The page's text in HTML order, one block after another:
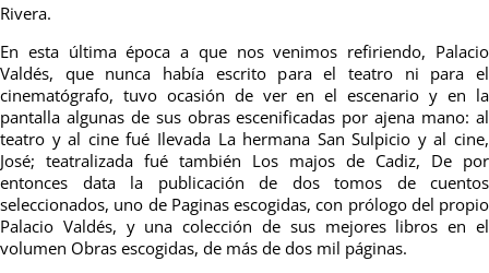
Rivera.
En esta última época a que nos venimos refiriendo, Palacio
Valdés, que nunca había escrito para el teatro ni para el
cinematógrafo, tuvo ocasión de ver en el escenario y en la
pantalla algunas de sus obras escenificadas por ajena mano: al
teatro y al cine fué Ilevada La hermana San Sulpicio y al cine,
José; teatralizada fué también Los majos de Cadiz, De por
entonces data la publicación de dos tomos de cuentos
seleccionados, uno de Paginas escogidas, con prólogo del propio
Palacio Valdés, y una colección de sus mejores libros en el
volumen Obras escogidas, de más de dos mil páginas.